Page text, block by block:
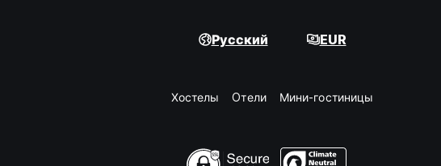
Русский EUR
Хостелы Oтели Мини-гостиницы